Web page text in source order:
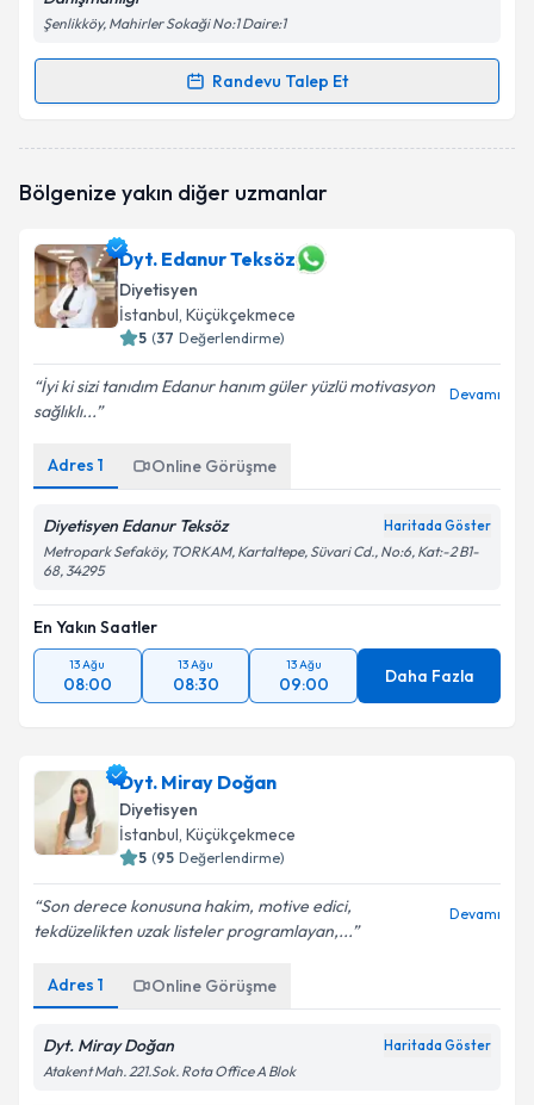
Şenlikköy, Mahirler Sokaği No:1 Daire:1
Randevu Talep Et
Randevu Takvimi Talebi
Size bu uzmandan randevu almanız için bir takvim
E-posta Adresiniz
Kişisel verilerimin işlenmesine ilişkinAydınlatma
Bölgenize yakın diğer uzmanlar
Dyt. Edanur Teksöz
Diyetisyen
İstanbul, Küçükçekmece
5 (37 Değerlendirme)
İyi ki sizi tanıdım Edanur hanım güler yüzlü motivasyon
sağlıklı...
Devamı
Adres 1 Online Görüşme
Diyetisyen Edanur Teksöz Haritada Göster
Metropark Sefaköy, TORKAM, Kartaltepe, Süvari Cd., No:6, Kat:-2 B1-
68, 34295
En Yakın Saatler
13 Ağu
08:00
13 Ağu
08:30
13 Ağu
09:00 Daha Fazla
Dyt. Miray Doğan
Diyetisyen
İstanbul, Küçükçekmece
5 (95 Değerlendirme)
Son derece konusuna hakim, motive edici,
tekdüzelikten uzak listeler programlayan,...
Devamı
Adres 1 Online Görüşme
Dyt. Miray Doğan Haritada Göster
Atakent Mah. 221.Sok. Rota Office A Blok